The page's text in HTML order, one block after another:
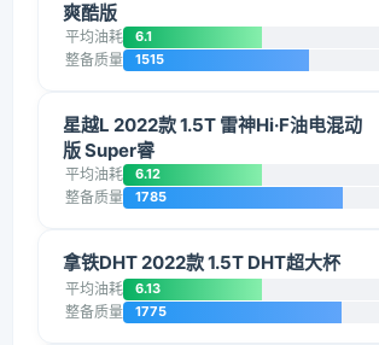
爽酷版
平均油耗 6.1
整备质量 1515
星越L 2022款 1.5T 雷神Hi·F油电混动
版 Super睿
平均油耗 6.12
整备质量 1785
拿铁DHT 2022款 1.5T DHT超大杯
平均油耗 6.13
整备质量 1775